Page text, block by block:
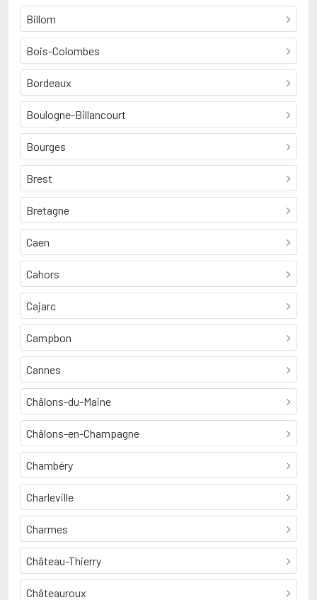
Billom
Bois-Colombes
Bordeaux
Boulogne-Billancourt
Bourges
Brest
Bretagne
Caen
Cahors
Cajarc
Campbon
Cannes
Châlons-du-Maine
Châlons-en-Champagne
Chambéry
Charleville
Charmes
Château-Thierry
Châteauroux